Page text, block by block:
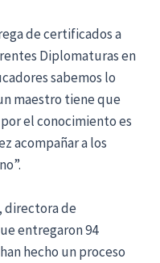
de certificados a
Diplomaturas en
sabemos lo
maestro tiene que
el conocimiento es
acompañar a los
directora de
entregaron 94
hecho un proceso